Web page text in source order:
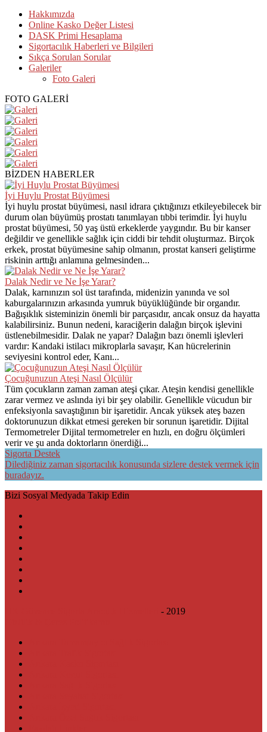
Hakkımızda
Online Kasko Değer Listesi
DASK Primi Hesaplama
Sigortacılık Haberleri ve Bilgileri
Sıkça Sorulan Sorular
Galeriler
Foto Galeri
FOTO GALERİ
BİZDEN HABERLER
İyi Huylu Prostat Büyümesi
İyi huylu prostat büyümesi, nasıl idrara çıktığınızı etkileyebilecek bir
durum olan büyümüş prostatı tanımlayan tıbbi terimdir. İyi huylu
prostat büyümesi, 50 yaş üstü erkeklerde yaygındır. Bu bir kanser
değildir ve genellikle sağlık için ciddi bir tehdit oluşturmaz. Birçok
erkek, prostat büyümesine sahip olmanın, prostat kanseri geliştirme
riskinin arttığı anlamına gelmesinden...
Dalak Nedir ve Ne İşe Yarar?
Dalak, karnınızın sol üst tarafında, midenizin yanında ve sol
kaburgalarınızın arkasında yumruk büyüklüğünde bir organdır.
Bağışıklık sisteminizin önemli bir parçasıdır, ancak onsuz da hayatta
kalabilirsiniz. Bunun nedeni, karaciğerin dalağın birçok işlevini
üstlenebilmesidir. Dalak ne yapar? Dalağın bazı önemli işlevleri
vardır: Kandaki istilacı mikroplarla savaşır, Kan hücrelerinin
seviyesini kontrol eder, Kanı...
Çocuğunuzun Ateşi Nasıl Ölçülür
Tüm çocukların zaman zaman ateşi çıkar. Ateşin kendisi genellikle
zarar vermez ve aslında iyi bir şey olabilir. Genellikle vücudun bir
enfeksiyonla savaştığının bir işaretidir. Ancak yüksek ateş bazen
doktorunuzun dikkat etmesi gereken bir sorunun işaretidir. Dijital
Termometreler Dijital termometreler en hızlı, en doğru ölçümleri
verir ve şu anda doktorların önerdiği...
Sigorta Destek
Dilediğiniz zaman sigortacılık konusunda sizlere destek vermek için
buradayız.
Bizi Sosyal Medyada Takip Edin
- 2019